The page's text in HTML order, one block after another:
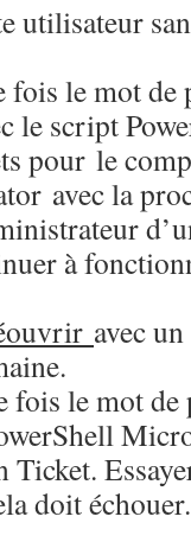
utilisateur
le mot de
le script
pour le
avec la
à
avec
fois le mot
doit échouer.